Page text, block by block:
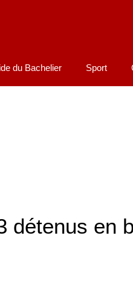
du Bachelier Sport
détenus en